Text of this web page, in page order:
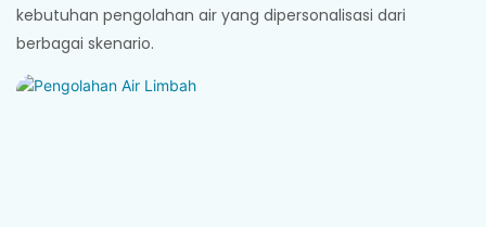
kebutuhan pengolahan air yang dipersonalisasi dari
berbagai skenario.